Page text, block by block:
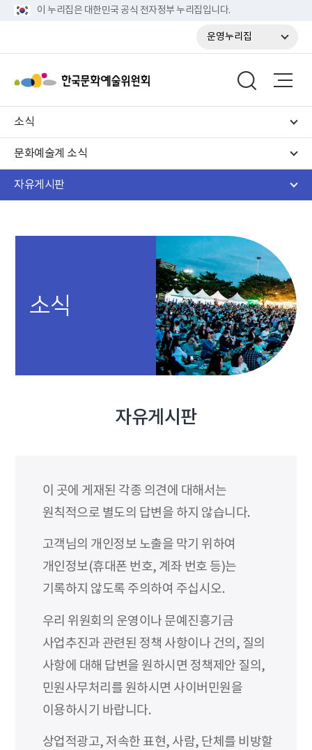
이 누리집은 대한민국 공식 전자정부 누리집입니다.
운영누리집
소식
문화예술계 소식
자유게시판
소식
자유게시판
이 곳에 게재된 각종 의견에 대해서는
원칙적으로 별도의 답변을 하지 않습니다.
고객님의 개인정보 노출을 막기 위하여
개인정보(휴대폰 번호, 계좌 번호 등)는
기록하지 않도록 주의하여 주십시오.
우리 위원회의 운영이나 문예진흥기금
사업추진과 관련된 정책 사항이나 건의, 질의
사항에 대해 답변을 원하시면 정책제안 질의,
민원사무처리를 원하시면 사이버민원을
이용하시기 바랍니다.
상업적광고, 저속한 표현, 사람, 단체를 비방할